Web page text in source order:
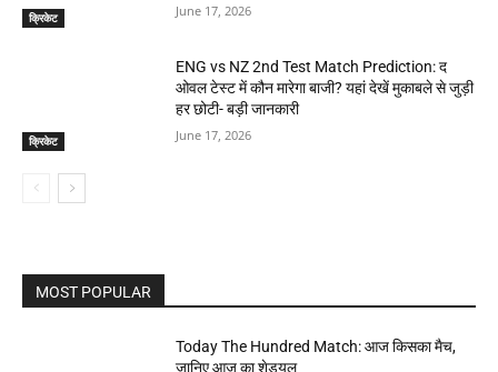
क्रिकेट June 17, 2026
क्रिकेट
ENG vs NZ 2nd Test Match Prediction: द
ओवल टेस्ट में कौन मारेगा बाजी? यहां देखें मुकाबले से जुड़ी
हर छोटी- बड़ी जानकारी
June 17, 2026
MOST POPULAR
Today The Hundred Match: आज किसका मैच,
जानिए आज का शेड्यूल